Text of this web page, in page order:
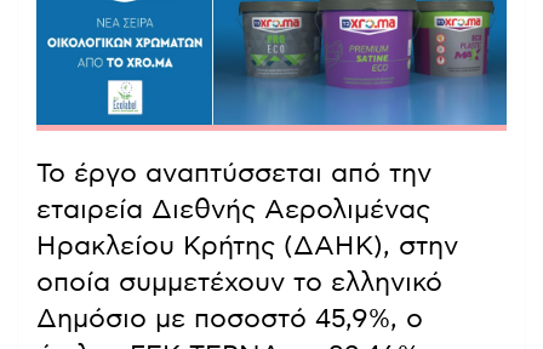
Το έργο αναπτύσσεται από την
εταιρεία Διεθνής Αερολιμένας
Ηρακλείου Κρήτης (ΔΑΗΚ), στην
οποία συμμετέχουν το ελληνικό
Δημόσιο με ποσοστό 45,9%, ο